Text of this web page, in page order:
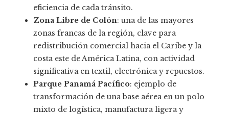
eficiencia de cada tránsito.
Zona Libre de Colón: una de las mayores
zonas francas de la región, clave para
redistribución comercial hacia el Caribe y la
costa este de América Latina, con actividad
significativa en textil, electrónica y repuestos.
Parque Panamá Pacífico: ejemplo de
transformación de una base aérea en un polo
mixto de logística, manufactura ligera y